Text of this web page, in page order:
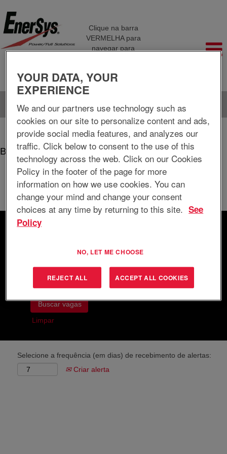
Clique na barra
VERMELHA para
navegar para
Idioma
Início | Springfield+mo em EnerSys Delaware Inc.(página
atual)
Buscar resultados para
Atualmente, não existem vagas correspondentes a "
As 0 vagas mais recentes publicadas por EnerSys Delaware Inc.
estão listadas abaixo para sua conveniência.
Mostrar mais opções
Limpar
Selecione a frequência (em dias) de recebimento de alertas:
Criar alerta
YOUR DATA, YOUR
EXPERIENCE
We and our partners use technology such as
cookies on our site to personalize content and ads,
provide social media features, and analyzes our
traffic. Click below to consent to the use of this
technology across the web. Click on our Cookies
Policy in the footer of the page for more
information on how we use cookies. You can
change your mind and change your consent
choices at any time by returning to this site. See
Policy
NO, LET ME CHOOSE
REJECT ALL ACCEPT ALL COOKIES